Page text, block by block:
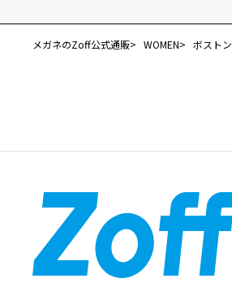
メガネのZoff公式通販 WOMEN ボストン